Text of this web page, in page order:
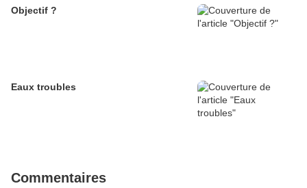
Objectif ?
Eaux troubles
Commentaires